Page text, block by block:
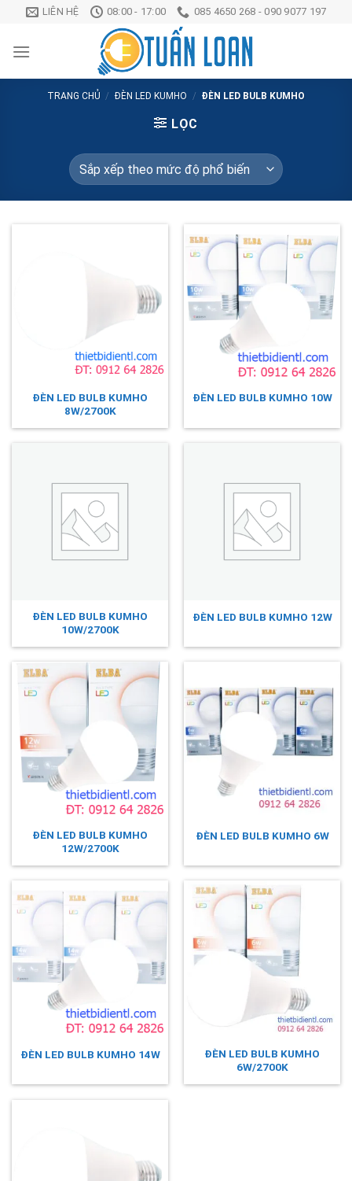
Chuyển
nội
LIÊN HỆ 08:00 - 17:00 085 4650 268 - 090 9077 197
TRANG CHỦ / ĐÈN LED KUMHO / ĐÈN LED BULB KUMHO
LỌC
ĐÈN LED BULB KUMHO
8W/2700K
ĐÈN LED BULB KUMHO 10W
ĐÈN LED BULB KUMHO
10W/2700K
ĐÈN LED BULB KUMHO 12W
ĐÈN LED BULB KUMHO
12W/2700K
ĐÈN LED BULB KUMHO 6W
ĐÈN LED BULB KUMHO 14W
ĐÈN LED BULB KUMHO
6W/2700K